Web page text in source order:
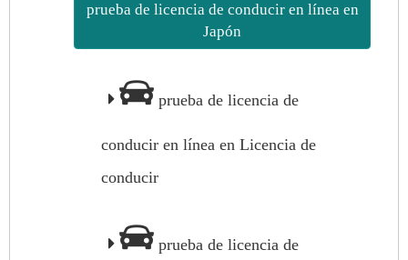
prueba de licencia de conducir en línea en
Japón
prueba de licencia de
conducir en línea en Licencia de
conducir
prueba de licencia de